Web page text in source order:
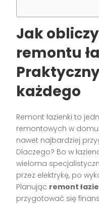
Jak
remontu
każdego
Remont łazienki to
remontowych w
nawet najbardziej
Dlaczego? Bo w
wieloma
przez elektrykę, po
Planując remont
przygotować się